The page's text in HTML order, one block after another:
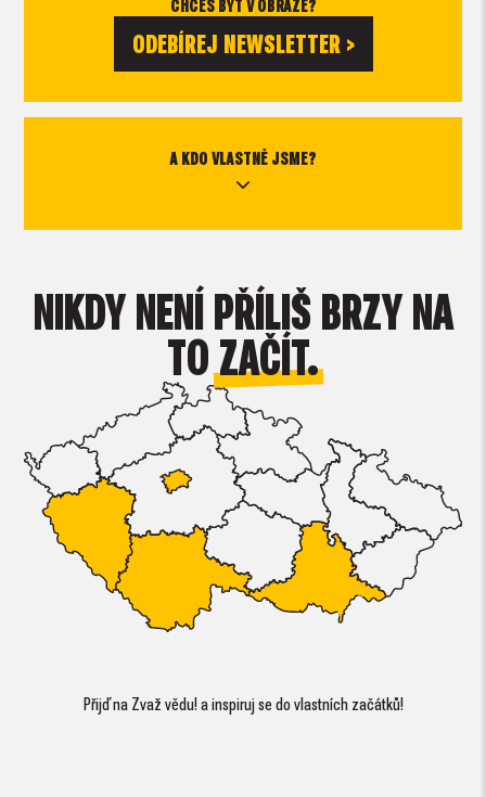
CHCEŠ BÝT V OBRAZE?
ODEBÍREJ NEWSLETTER >
A KDO VLASTNĚ JSME?
NIKDY NENÍ PŘÍLIŠ BRZY NA
TOZAČÍT.
Přijď na Zvaž vědu! a inspiruj se do vlastních začátků!